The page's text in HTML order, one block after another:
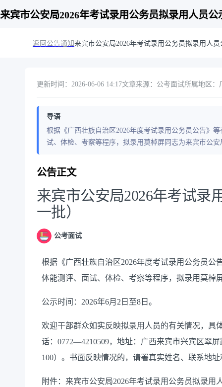
来宾市公安局2026年考试录用公务员拟录用人员公
返回公告通知来宾市公安局2026年考试录用公务员拟录用人
更新时间：2026-06-06 14:17文章来源：公考面试所属地区：
导语
根据《广西壮族自治区2026年度考试录用公务员公告》
试、体检、考察等程序，拟录用莫棹屏同志为来宾市公
公告正文
来宾市公安局2026年考试录
一批）
公考面试
根据《广西壮族自治区2026年度考试录用公务员
体能测评、面试、体检、考察等程序，拟录用莫棹
公示时间：2026年6月2日至8日。
欢迎干部群众如实反映拟录用人员的有关情况，具
话：0772—4210509，地址：广西来宾市兴宾区翠
100）。书面反映情况的，请署真实姓名、联系地
附件：来宾市公安局2026年考试录用公务员拟录用